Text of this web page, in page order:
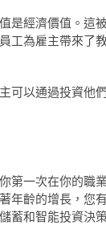
是經濟價值。這
工為雇主帶來了
可以通過投資他
第一次在你的職
年齡的增長，您
蓄和智能投資決